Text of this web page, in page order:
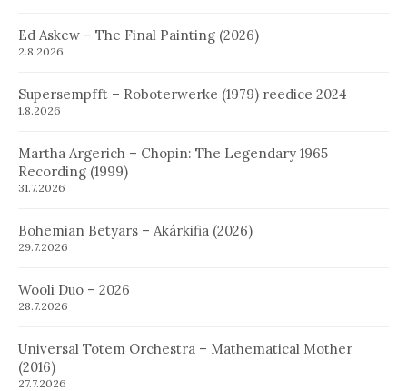
Ed Askew – The Final Painting (2026)
2.8.2026
Supersempfft – Roboterwerke (1979) reedice 2024
1.8.2026
Martha Argerich – Chopin: The Legendary 1965
Recording (1999)
31.7.2026
Bohemian Betyars – Akárkifia (2026)
29.7.2026
Wooli Duo – 2026
28.7.2026
Universal Totem Orchestra – Mathematical Mother
(2016)
27.7.2026